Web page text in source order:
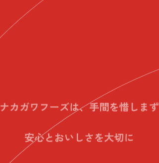
ナカガワフーズは、手間を惜しまず
安心とおいしさを大切に